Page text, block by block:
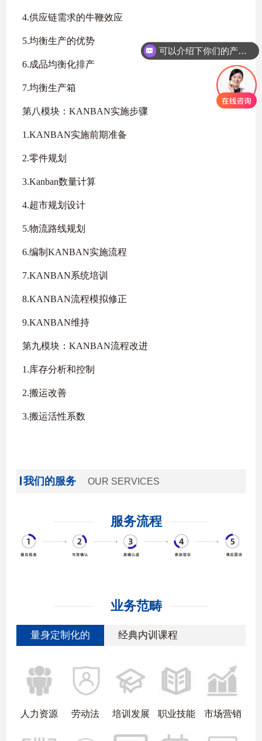
4.供应链需求的牛鞭效应
5.均衡生产的优势
6.成品均衡化排产
7.均衡生产箱
第八模块：KANBAN实施步骤
1.KANBAN实施前期准备
2.零件规划
3.Kanban数量计算
4.超市规划设计
5.物流路线规划
6.编制KANBAN实施流程
7.KANBAN系统培训
8.KANBAN流程模拟修正
9.KANBAN维持
第九模块：KANBAN流程改进
1.库存分析和控制
2.搬运改善
3.搬运活性系数
我们的服务 OUR SERVICES
服务流程
业务范畴
量身定制化的 经典内训课程
人力资源 劳动法 培训发展 职业技能 市场营销
可以介绍下你们的产品么